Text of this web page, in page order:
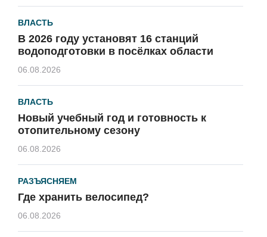
ВЛАСТЬ
В 2026 году установят 16 станций
водоподготовки в посёлках области
06.08.2026
ВЛАСТЬ
Новый учебный год и готовность к
отопительному сезону
06.08.2026
РАЗЪЯСНЯЕМ
Где хранить велосипед?
06.08.2026